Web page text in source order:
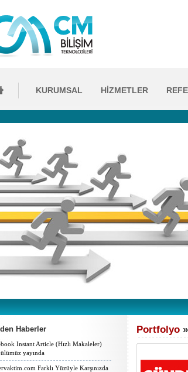
KURUMSAL HİZMETLER
Haberler
Instant Article (Hızlı Makaleler)
yayında
Farklı Yüzüyle Karşınızda
Portfolyo